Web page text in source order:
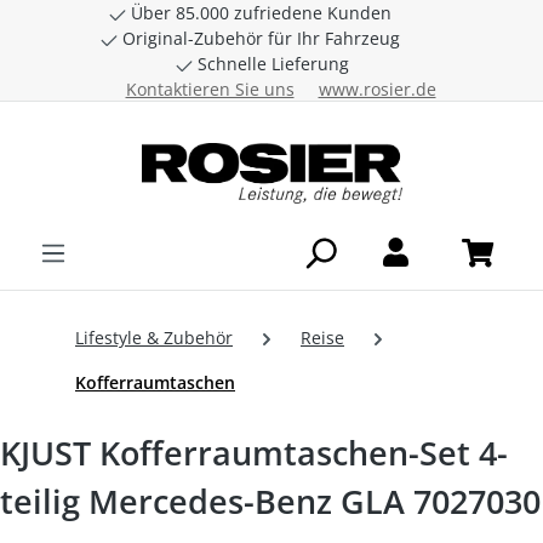
Zum Hauptinhalt springen
Über 85.000 zufriedene Kunden
Original-Zubehör für Ihr Fahrzeug
Schnelle Lieferung
Kontaktieren Sie uns
www.rosier.de
Lifestyle & Zubehör
Reise
Kofferraumtaschen
KJUST Kofferraumtaschen-Set 4-
teilig Mercedes-Benz GLA 7027030